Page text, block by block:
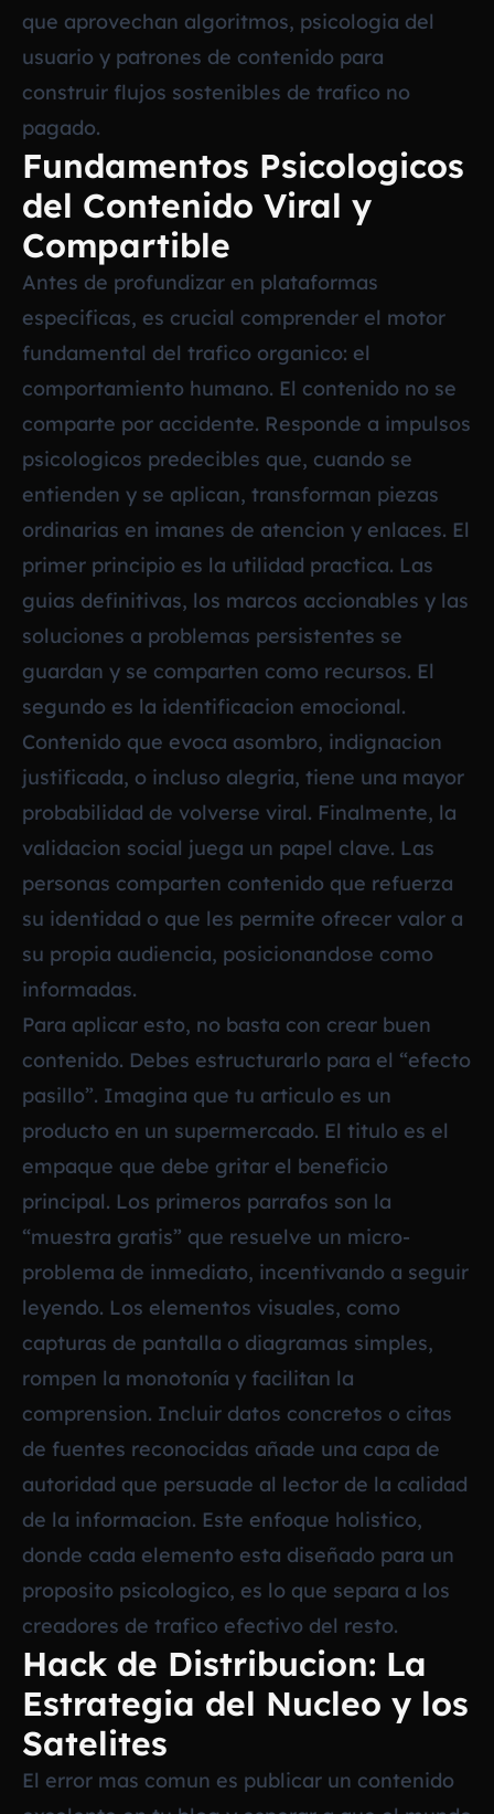
que aprovechan algoritmos, psicologia del
usuario y patrones de contenido para
construir flujos sostenibles de trafico no
pagado.
Fundamentos Psicologicos
del Contenido Viral y
Compartible
Antes de profundizar en plataformas
especificas, es crucial comprender el motor
fundamental del trafico organico: el
comportamiento humano. El contenido no se
comparte por accidente. Responde a impulsos
psicologicos predecibles que, cuando se
entienden y se aplican, transforman piezas
ordinarias en imanes de atencion y enlaces. El
primer principio es la utilidad practica. Las
guias definitivas, los marcos accionables y las
soluciones a problemas persistentes se
guardan y se comparten como recursos. El
segundo es la identificacion emocional.
Contenido que evoca asombro, indignacion
justificada, o incluso alegria, tiene una mayor
probabilidad de volverse viral. Finalmente, la
validacion social juega un papel clave. Las
personas comparten contenido que refuerza
su identidad o que les permite ofrecer valor a
su propia audiencia, posicionandose como
informadas.
Para aplicar esto, no basta con crear buen
contenido. Debes estructurarlo para el “efecto
pasillo”. Imagina que tu articulo es un
producto en un supermercado. El titulo es el
empaque que debe gritar el beneficio
principal. Los primeros parrafos son la
“muestra gratis” que resuelve un micro-
problema de inmediato, incentivando a seguir
leyendo. Los elementos visuales, como
capturas de pantalla o diagramas simples,
rompen la monotonía y facilitan la
comprension. Incluir datos concretos o citas
de fuentes reconocidas añade una capa de
autoridad que persuade al lector de la calidad
de la informacion. Este enfoque holistico,
donde cada elemento esta diseñado para un
proposito psicologico, es lo que separa a los
creadores de trafico efectivo del resto.
Hack de Distribucion: La
Estrategia del Nucleo y los
Satelites
El error mas comun es publicar un contenido